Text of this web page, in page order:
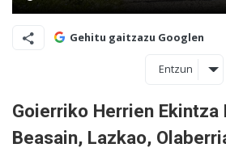
Gehitu gaitzazu Googlen
Entzun
Goierriko Herrien Ekintza
Beasain, Lazkao,